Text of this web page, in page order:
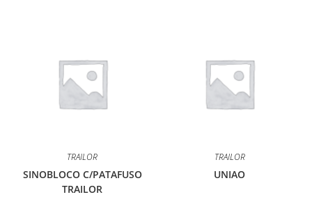
TRAILOR
SINOBLOCO C/PATAFUSO
TRAILOR
TRAILOR
UNIAO